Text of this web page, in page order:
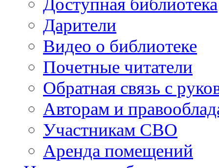
Доступная библиотека
Дарители
Видео о библиотеке
Почетные читатели
Обратная связь с
Авторам и
Участникам СВО
Аренда помещений